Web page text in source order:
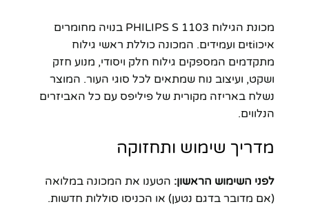
מכונת הגילוח PHILIPS S 1103 בנויה מחומרים
איכוtiים ועמידים. המכונה כוללת ראשי גילוח
מתקדמים המספקים גילוח חלק ויסודי, מנוע חזק
ושקט, ועיצוב נוח שמתאים לכל סוגי העור. המוצר
נשלח באריזה מקורית של פיליפס עם כל האביזרים
הנלווים.
מדריך שימוש ותחזוקה
לפני השימוש הראשון: הטענו את המכונה במלואה
(אם מדובר בדגם נטען) או הכניסו סוללות חדשות.